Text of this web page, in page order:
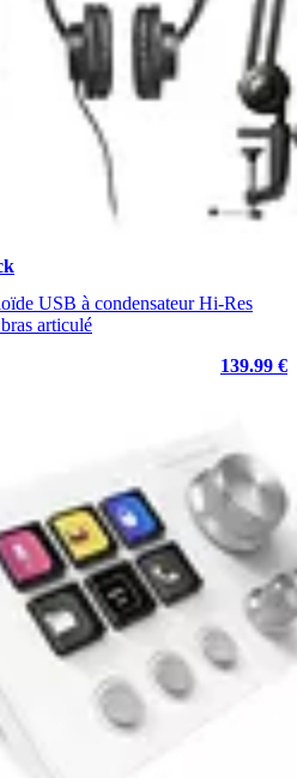
USB à condensateur Hi-Res
articulé
139.99 €